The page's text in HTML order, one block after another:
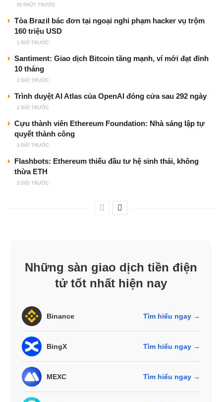
55 PHÚT TRƯỚC
Tòa Brazil bác đơn tại ngoại nghi phạm hacker vụ trộm
160 triệu USD
1 GIỜ TRƯỚC
Santiment: Giao dịch Bitcoin tăng mạnh, ví mới đạt đỉnh
10 tháng
2 GIỜ TRƯỚC
Trình duyệt AI Atlas của OpenAI đóng cửa sau 292 ngày
2 GIỜ TRƯỚC
Cựu thành viên Ethereum Foundation: Nhà sáng lập tự
quyết thành công
3 GIỜ TRƯỚC
Flashbots: Ethereum thiếu đầu tư hệ sinh thái, không
thừa ETH
3 GIỜ TRƯỚC
Những sàn giao dịch tiền điện
tử tốt nhất hiện nay
Binance Tìm hiểu ngay →
BingX Tìm hiểu ngay →
MEXC Tìm hiểu ngay →